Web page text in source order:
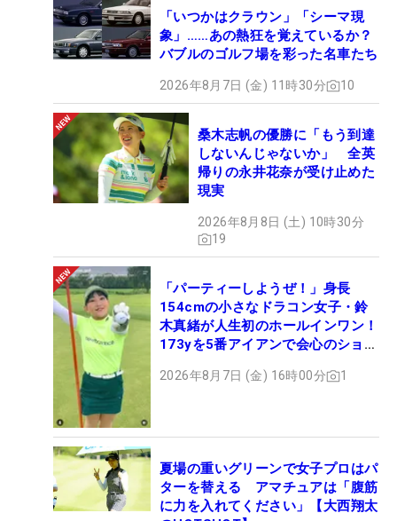
「いつかはクラウン」「シーマ現
象」……あの熱狂を覚えているか？
バブルのゴルフ場を彩った名車たち
2026年8月7日 (金) 11時30分 10
桑木志帆の優勝に「もう到達
しないんじゃないか」 全英
帰りの永井花奈が受け止めた
現実
2026年8月8日 (土) 10時30分
19
「パーティーしようぜ！」身長
154cmの小さなドラコン女子・鈴
木真緒が人生初のホールインワン！
173yを5番アイアンで会心のショッ
2026年8月7日 (金) 16時00分 1
夏場の重いグリーンで女子プロはパ
ターを替える アマチュアは「腹筋
に力を入れてください」【大西翔太